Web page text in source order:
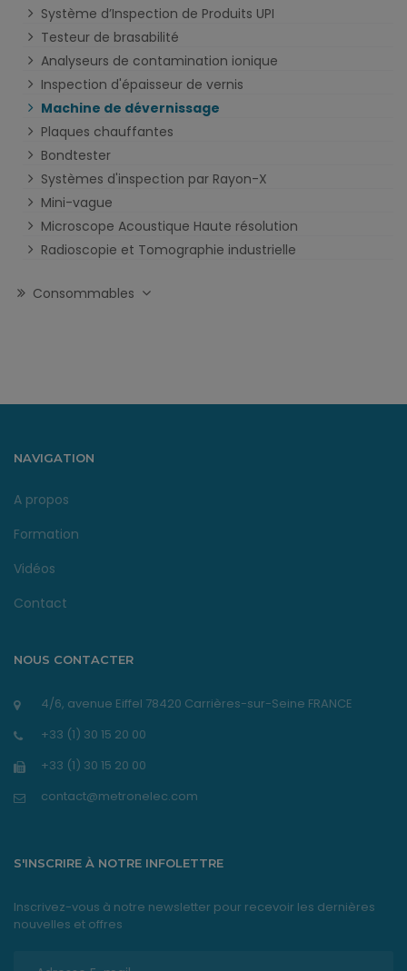
Système d’Inspection de Produits UPI
Testeur de brasabilité
Analyseurs de contamination ionique
Inspection d'épaisseur de vernis
Machine de dévernissage
Plaques chauffantes
Bondtester
Systèmes d'inspection par Rayon-X
Mini-vague
Microscope Acoustique Haute résolution
Radioscopie et Tomographie industrielle
Consommables
NAVIGATION
A propos
Formation
Vidéos
Contact
NOUS CONTACTER
4/6, avenue Eiffel 78420 Carrières-sur-Seine FRANCE
+33 (1) 30 15 20 00
+33 (1) 30 15 20 00
contact@metronelec.com
S'INSCRIRE À NOTRE INFOLETTRE
Inscrivez-vous à notre newsletter pour recevoir les dernières
nouvelles et offres